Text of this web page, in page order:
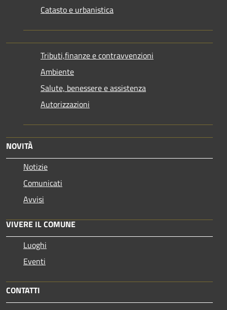
Catasto e urbanistica
Tributi,finanze e contravvenzioni
Ambiente
Salute, benessere e assistenza
Autorizzazioni
NOVITÀ
Notizie
Comunicati
Avvisi
VIVERE IL COMUNE
Luoghi
Eventi
CONTATTI